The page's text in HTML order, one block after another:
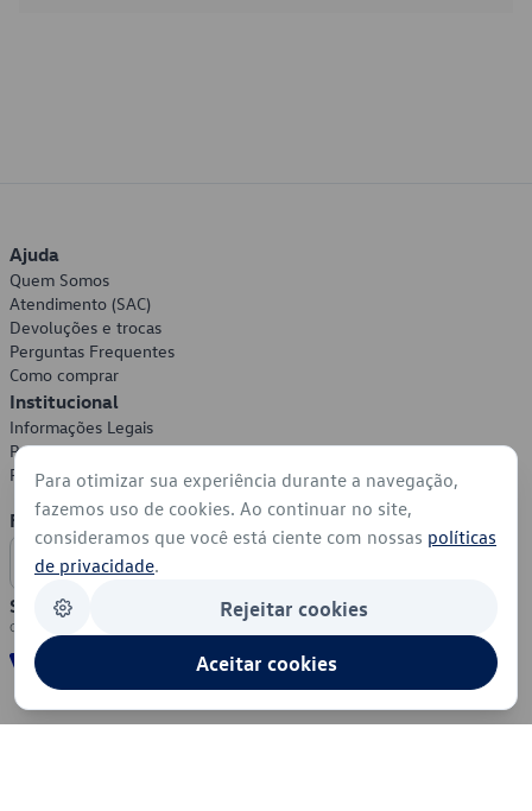
Ajuda
Quem Somos
Atendimento (SAC)
Devoluções e trocas
Perguntas Frequentes
Como comprar
Institucional
Informações Legais
Política de Privacidade
Política de Cookies
Formas de Pagamento
Segurança
Para otimizar sua experiência durante a navegação,
fazemos uso de cookies. Ao continuar no site,
consideramos que você está ciente com nossas políticas
de privacidade.
Rejeitar cookies
Aceitar cookies